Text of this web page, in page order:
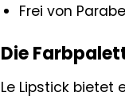
Frei von
Die
Le Lipstick bietet